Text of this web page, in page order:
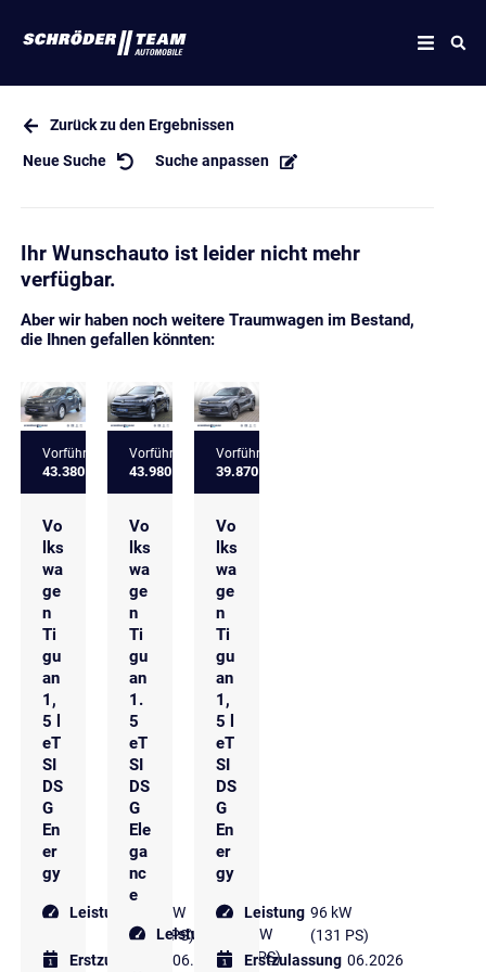
Zurück zu den Ergebnissen
Neue Suche Suche anpassen
Ihr Wunschauto ist leider nicht mehr
verfügbar.
Aber wir haben noch weitere Traumwagen im Bestand,
die Ihnen gefallen könnten:
Vorführfahrzeug
43.380 €
Vo
lks
wa
ge
n
Ti
gu
an
1,
5 l
eT
SI
DS
G
En
er
gy
Leistung
110 kW
(150 PS)
Erstzulassung
06.2026
Vorführfahrzeug
43.980 €
Vo
lks
wa
ge
n
Ti
gu
an
1.
5
eT
SI
DS
G
Ele
ga
nc
e
Leistung
110 kW
(150 PS)
Vorführfahrzeug
39.870 €
Vo
lks
wa
ge
n
Ti
gu
an
1,
5 l
eT
SI
DS
G
En
er
gy
Leistung 96 kW
(131 PS)
Erstzulassung 06.2026